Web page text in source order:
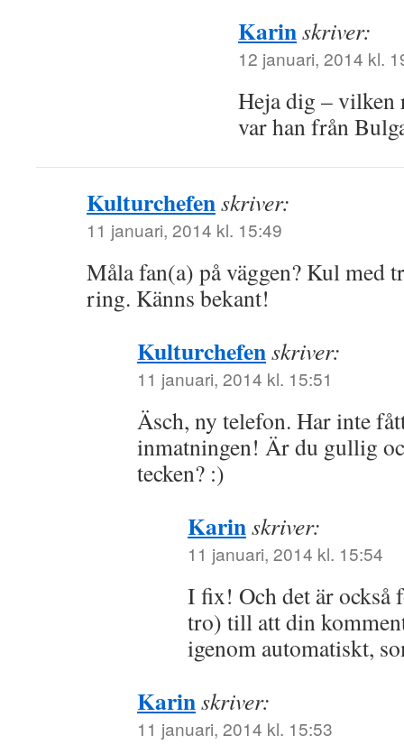
Karinskriver:
12 januari, 2014 kl.
Heja dig – vilken
var han från
Kulturchefenskriver:
11 januari, 2014 kl. 15:49
Måla fan(a) på väggen? Kul med
ring. Känns bekant!
Kulturchefenskriver:
11 januari, 2014 kl. 15:51
Äsch, ny telefon. Har inte
inmatningen! Är du gullig
tecken? :)
Karinskriver:
11 januari, 2014 kl. 15:54
I fix! Och det är också
tro) till att din
igenom automatiskt,
Karinskriver:
11 januari, 2014 kl. 15:53